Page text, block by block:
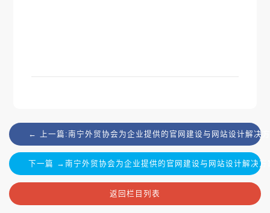
← 上一篇:南宁外贸协会为企业提供的官网建设与网站设计解决
下一篇 →南宁外贸协会为企业提供的官网建设与网站设计解决方
返回栏目列表